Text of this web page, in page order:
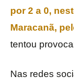
por 2 a 0,
Maracanã,
tentou
Nas redes